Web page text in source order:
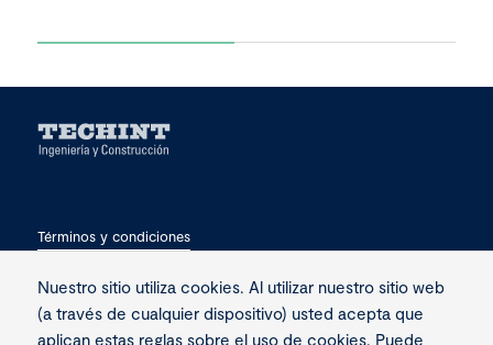
Términos y condiciones
Privacidad
Contacto
Nuestro sitio utiliza cookies. Al utilizar nuestro sitio web
(a través de cualquier dispositivo) usted acepta que
aplican estas reglas sobre el uso de cookies. Puede